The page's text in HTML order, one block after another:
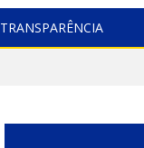
TRANSPARÊNCIA